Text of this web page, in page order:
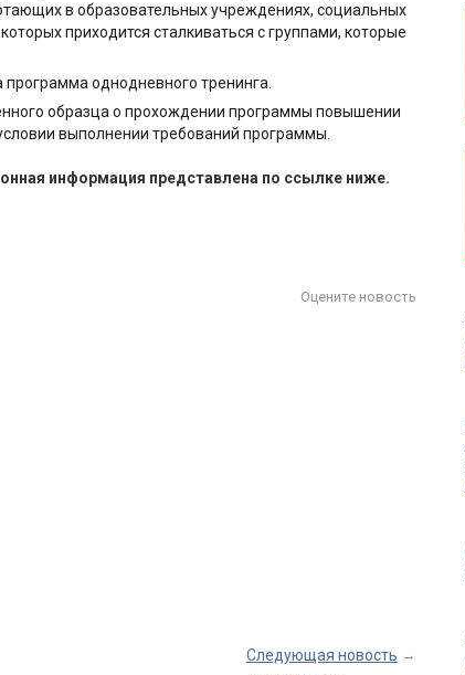
в образовательных учреждениях, социальных
приходится сталкиваться с группами, которые
однодневного тренинга.
образца о прохождении программы повышении
выполнении требований программы.
информация представлена по ссылке ниже.
Оцените новость
Следующая новость →